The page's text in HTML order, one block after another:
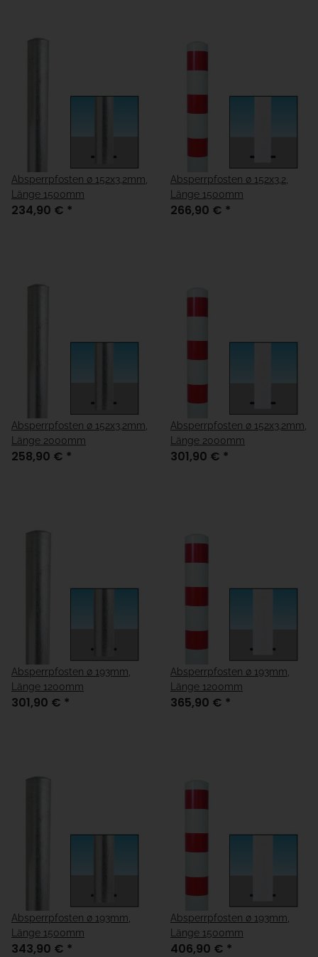
Absperrpfosten ø 152x3,2mm,
Länge 1500mm
234,90 € *
Absperrpfosten ø 152x3,2,
Länge 1500mm
266,90 € *
Absperrpfosten ø 152x3,2mm,
Länge 2000mm
258,90 € *
Absperrpfosten ø 152x3,2mm,
Länge 2000mm
301,90 € *
Absperrpfosten ø 193mm,
Länge 1200mm
301,90 € *
Absperrpfosten ø 193mm,
Länge 1200mm
365,90 € *
Absperrpfosten ø 193mm,
Länge 1500mm
343,90 € *
Absperrpfosten ø 193mm,
Länge 1500mm
406,90 € *